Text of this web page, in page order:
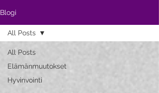
Blogi
All Posts
Elämänmuutokset
Hyvinvointi
All Posts